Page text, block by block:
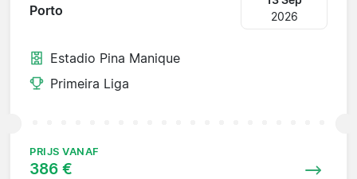
Porto
2026
Estadio Pina Manique
Primeira Liga
PRIJS VANAF
386 €